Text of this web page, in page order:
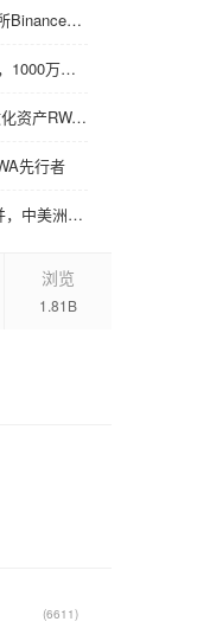
ZIPPO 生态里程碑：即将登陆头部交易所Binance，GameFi 与通缩模型开启价值飞轮
【重磅喜讯】Eni公链联手新加坡基金会，1000万美金赋能众环CRC！
HualiChain投资价值与长期潜力：全球文化资产RWA赛道的基础设施级机会正在形成
先行者
Legendary Labs与金链资本达成战略合并，中美洲牌照加持助力生态升级
浏览
1.81B
(6611)